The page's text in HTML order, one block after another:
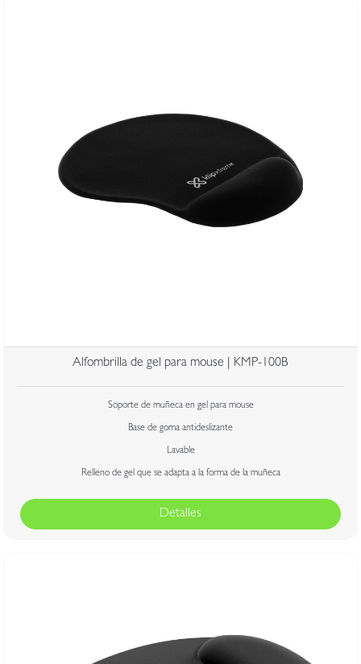
Alfombrilla de gel para mouse | KMP-100B
Soporte de muñeca en gel para mouse
Base de goma antideslizante
Lavable
Relleno de gel que se adapta a la forma de la muñeca
Detalles